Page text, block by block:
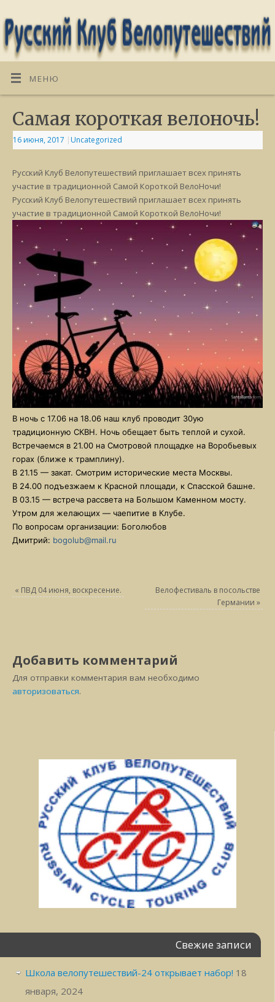
МЕНЮ
Самая короткая велоночь!
16 июня, 2017 | Uncategorized
Русский Клуб Велопутешествий приглашает всех принять
участие в традиционной Самой Короткой ВелоНочи!
Русский Клуб Велопутешествий приглашает всех принять
участие в традиционной Самой Короткой ВелоНочи!
В ночь с 17.06 на 18.06 наш клуб проводит 30ую
традиционную СКВН. Ночь обещает быть теплой и сухой.
Встречаемся в 21.00 на Смотровой площадке на Воробьевых
горах (ближе к трамплину).
В 21.15 — закат. Смотрим исторические места Москвы.
В 24.00 подъезжаем к Красной площади, к Спасской башне.
В 03.15 — встреча рассвета на Большом Каменном мосту.
Утром для желающих — чаепитие в Клубе.
По вопросам организации: Боголюбов
Дмитрий: bogolub@mail.ru
« ПВД 04 июня, воскресение.
Велофестиваль в посольстве
Германии »
Добавить комментарий
Для отправки комментария вам необходимо
авторизоваться.
Свежие записи
Школа велопутешествий-24 открывает набор! 18
января, 2024